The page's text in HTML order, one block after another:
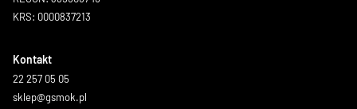
KRS: 0000837213
Kontakt
22 257 05 05
sklep@gsmok.pl